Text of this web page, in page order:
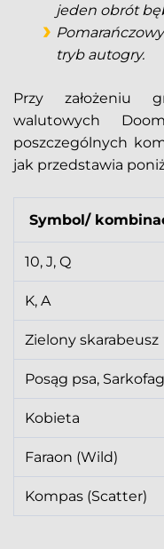
jeden obrót
tryb autogry.
Przy założeniu
walutowych
poszczególnych
jak przedstawia
Symbol/
10, J, Q
K, A
Zielony skarabeusz
Posąg psa, Sarkofag
Kobieta
Faraon (Wild)
Kompas (Scatter)